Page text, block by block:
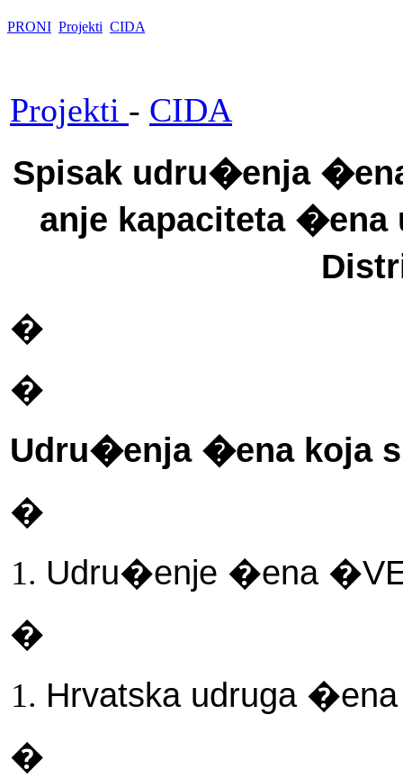
PRONI Projekti CIDA
Projekti - CIDA
Spisak udru�enja
anje kapaciteta �ena
�
�
Udru�enja �ena koja
�
Udru�enje �ena
�
Hrvatska udruga
�